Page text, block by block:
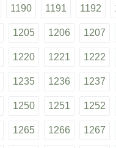
1190 1191 1192
1205 1206 1207
1220 1221 1222
1235 1236 1237
1250 1251 1252
1265 1266 1267